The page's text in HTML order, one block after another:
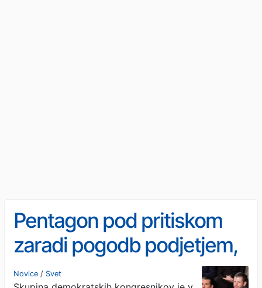
Pentagon pod pritiskom
zaradi pogodb podjetjem,
povezanih s Trumpovima
Novice / Svet